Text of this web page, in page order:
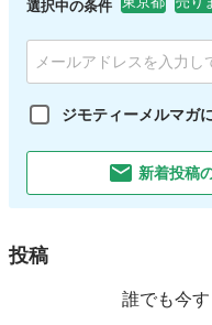
選択中の条件
ジモティーメルマガ
新着投稿
投稿
誰でも今